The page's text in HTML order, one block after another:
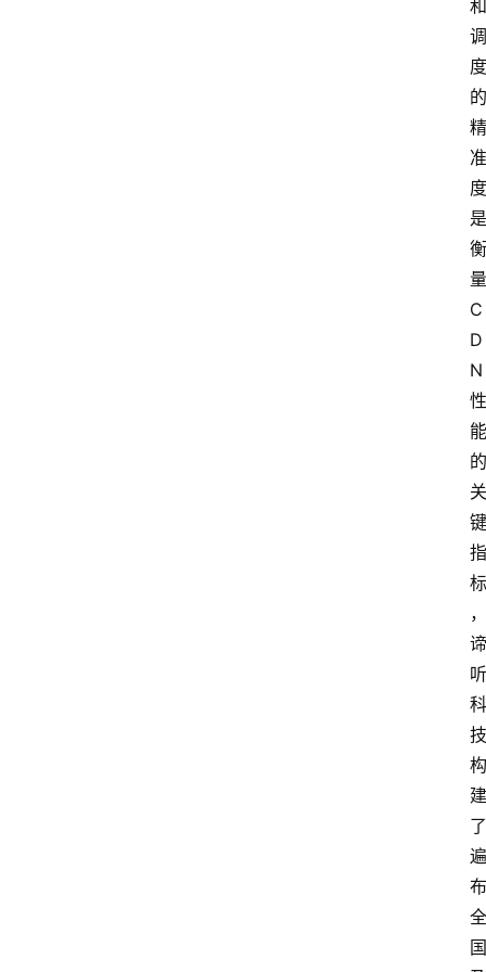
和
调
度
的
精
准
度
是
衡
量
C
D
N
性
能
的
关
键
指
标
，
谛
听
科
技
构
建
了
遍
布
全
国